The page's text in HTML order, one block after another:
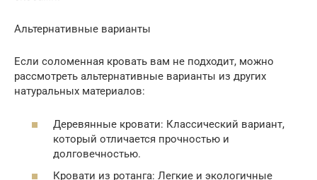
Альтернативные варианты
Если соломенная кровать вам не подходит, можно
рассмотреть альтернативные варианты из других
натуральных материалов:
Деревянные кровати: Классический вариант,
который отличается прочностью и
долговечностью.
Кровати из ротанга: Легкие и экологичные